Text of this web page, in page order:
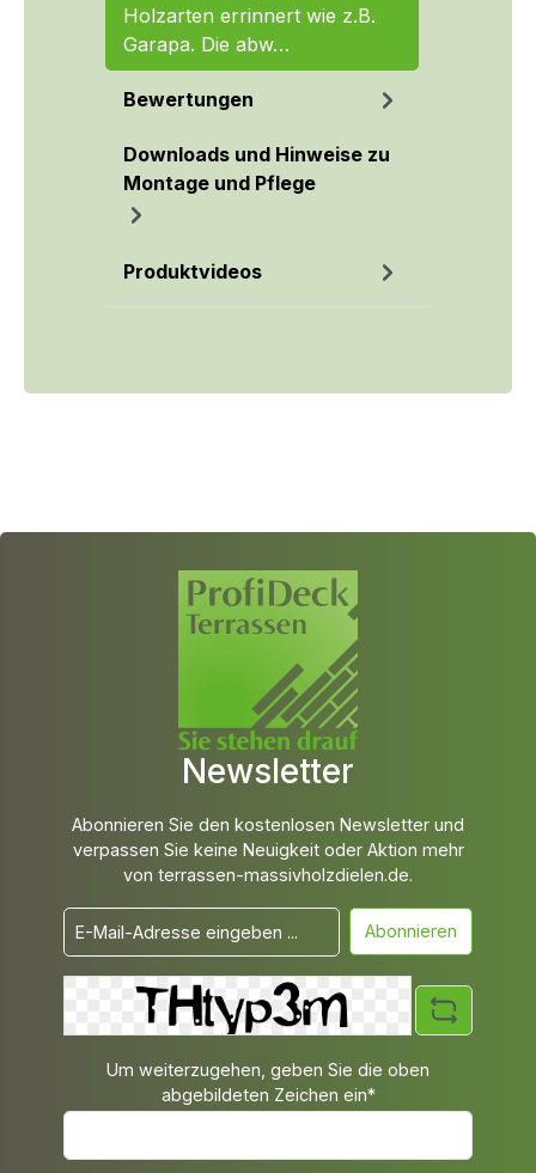
Holzarten errinnert wie z.B.
Garapa. Die abw…
Bewertungen
Downloads und Hinweise zu
Montage und Pflege
Produktvideos
Newsletter
Abonnieren Sie den kostenlosen Newsletter und
verpassen Sie keine Neuigkeit oder Aktion mehr
von terrassen-massivholzdielen.de.
Abonnieren
Um weiterzugehen, geben Sie die oben
abgebildeten Zeichen ein*